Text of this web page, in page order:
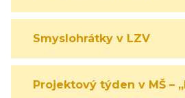
Smyslohrátky v LZV
Projektový týden v MŠ –